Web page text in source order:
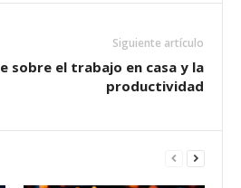
Siguiente artículo
sobre el trabajo en casa y la
productividad